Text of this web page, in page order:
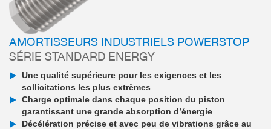
AMORTISSEURS INDUSTRIELS POWERSTOP
SÉRIE STANDARD ENERGY
Une qualité supérieure pour les exigences et les
sollicitations les plus extrêmes
Charge optimale dans chaque position du piston
garantissant une grande absorption d’énergie
Décélération précise et avec peu de vibrations grâce au